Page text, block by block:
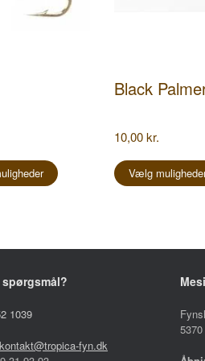
vare
kan
på
Black
10,00kr.
Vælg
spørgsmål?
1039
kontakt@tropica-fyn.dk